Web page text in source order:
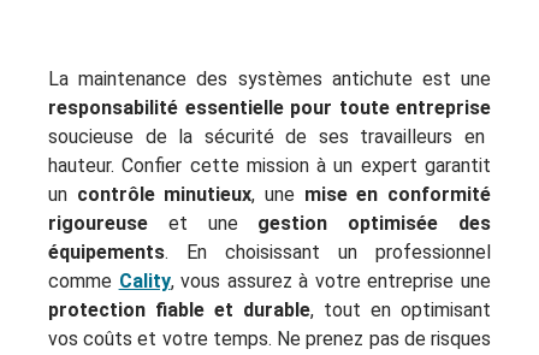
La maintenance des systèmes antichute est une
responsabilité essentielle pour toute entreprise
soucieuse de la sécurité de ses travailleurs en
hauteur. Confier cette mission à un expert garantit
un contrôle minutieux, une mise en conformité
rigoureuse et une gestion optimisée des
équipements. En choisissant un professionnel
comme Cality, vous assurez à votre entreprise une
protection fiable et durable, tout en optimisant
vos coûts et votre temps. Ne prenez pas de risques